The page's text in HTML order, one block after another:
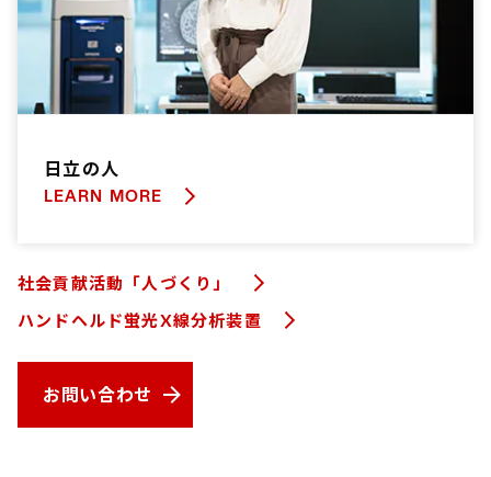
日立の人
LEARN MORE
社会貢献活動「人づくり」
ハンドヘルド蛍光X線分析装置
お問い合わせ